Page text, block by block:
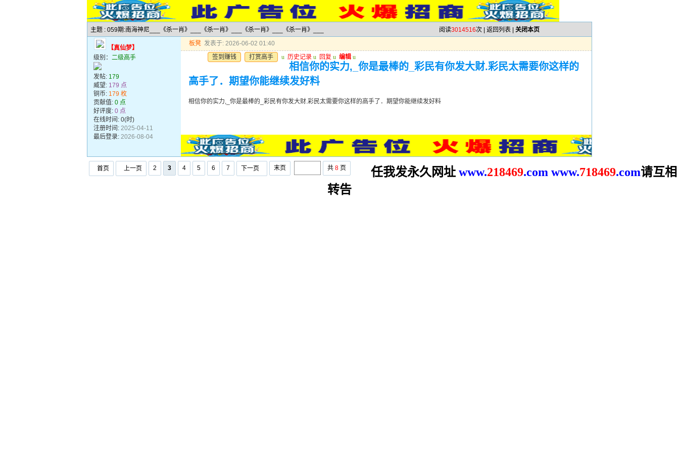
主题 : 059期:南海神尼___《杀一肖》___《杀一肖》___《杀一肖》___《杀一肖》___ 阅读3014516次 | 返回列表 关闭本页
【真仙梦】
级别： 二级高手
发帖: 179
威望: 179 点
铜币: 179 枚
贡献值: 0 点
好评度: 0 点
在线时间: 0(时)
注册时间: 2025-04-11
最后登录: 2026-08-04
板凳 发表于: 2026-06-02 01:40
签到赚钱
打赏高手 u 历史记录 u 回复 u 编辑 u
相信你的实力,_你是最棒的_彩民有你发大财.彩民太需要你这样的
高手了．期望你能继续发好料
相信你的实力,_你是最棒的_彩民有你发大财.彩民太需要你这样的高手了．期望你能继续发好料
首页 上一页 2 3 4 5 6 7 下一页 末页 共 8 页 任我发永久网址 www.218469.com www.718469.com请互相
转告